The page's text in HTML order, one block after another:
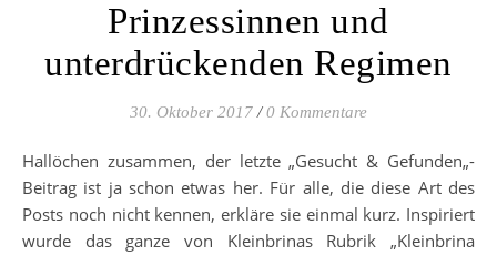
Prinzessinnen und
unterdrückenden Regimen
30. Oktober 2017 / 0 Kommentare
Hallöchen zusammen, der letzte „Gesucht & Gefunden„-
Beitrag ist ja schon etwas her. Für alle, die diese Art des
Posts noch nicht kennen, erkläre sie einmal kurz. Inspiriert
wurde das ganze von Kleinbrinas Rubrik „Kleinbrina